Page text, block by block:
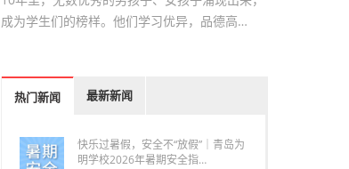
成为学生们的榜样。他们学习优异，品德高…
热门新闻 最新新闻
快乐过暑假，安全不“放假”｜青岛为
明学校2026年暑期安全指…